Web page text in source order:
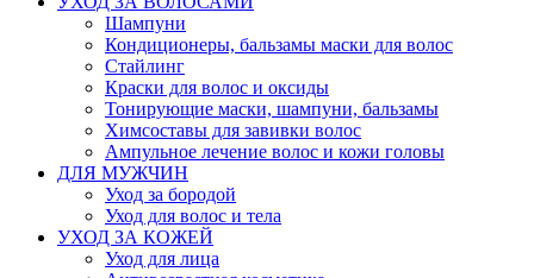
Шампуни
Кондиционеры, бальзамы маски для волос
Стайлинг
Краски для волос и оксиды
Тонирующие маски, шампуни, бальзамы
Химсоставы для завивки волос
Ампульное лечение волос и кожи головы
ДЛЯ МУЖЧИН
Уход за бородой
Уход для волос и тела
УХОД ЗА КОЖЕЙ
Уход для лица